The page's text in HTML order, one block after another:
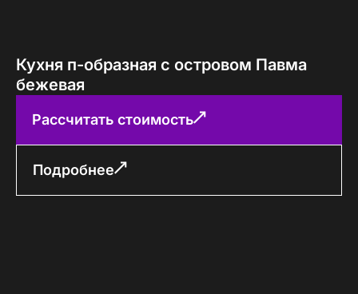
Кухня п-образная с островом Павма
бежевая
Рассчитать стоимость
Подробнее